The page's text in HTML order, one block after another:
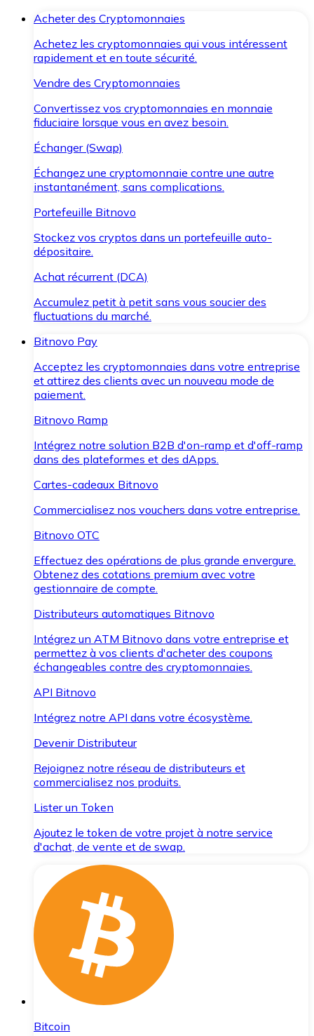
Acheter des Cryptomonnaies
Achetez les cryptomonnaies qui vous intéressent
rapidement et en toute sécurité.
Vendre des Cryptomonnaies
Convertissez vos cryptomonnaies en monnaie
fiduciaire lorsque vous en avez besoin.
Échanger (Swap)
Échangez une cryptomonnaie contre une autre
instantanément, sans complications.
Portefeuille Bitnovo
Stockez vos cryptos dans un portefeuille auto-
dépositaire.
Achat récurrent (DCA)
Accumulez petit à petit sans vous soucier des
fluctuations du marché.
Bitnovo Pay
Acceptez les cryptomonnaies dans votre entreprise
et attirez des clients avec un nouveau mode de
paiement.
Bitnovo Ramp
Intégrez notre solution B2B d'on-ramp et d'off-ramp
dans des plateformes et des dApps.
Cartes-cadeaux Bitnovo
Commercialisez nos vouchers dans votre entreprise.
Bitnovo OTC
Effectuez des opérations de plus grande envergure.
Obtenez des cotations premium avec votre
gestionnaire de compte.
Distributeurs automatiques Bitnovo
Intégrez un ATM Bitnovo dans votre entreprise et
permettez à vos clients d'acheter des coupons
échangeables contre des cryptomonnaies.
API Bitnovo
Intégrez notre API dans votre écosystème.
Devenir Distributeur
Rejoignez notre réseau de distributeurs et
commercialisez nos produits.
Lister un Token
Ajoutez le token de votre projet à notre service
d'achat, de vente et de swap.
Bitcoin